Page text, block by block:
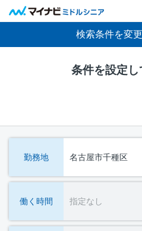
検索条件を変
条件を設定
勤務地 名古屋市千種区
働く時間 指定なし